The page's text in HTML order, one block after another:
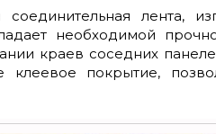
лента,
необходимой
краев соседних
клеевое покрытие,